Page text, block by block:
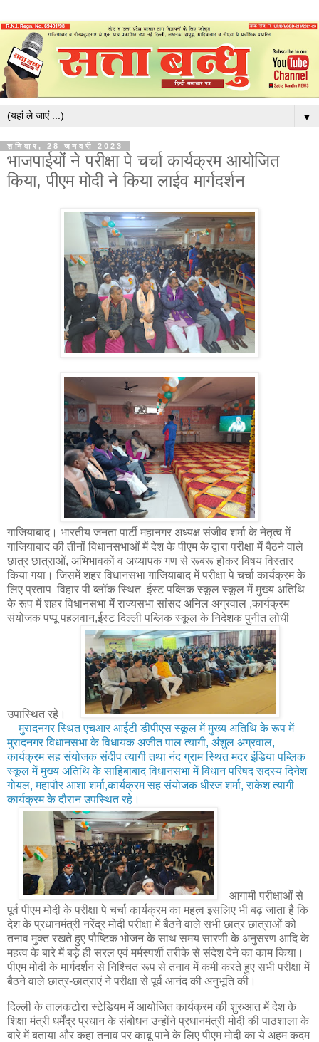
▼
शनिवार, 28 जनवरी 2023
भाजपाईयों ने परीक्षा पे चर्चा कार्यक्रम आयोजित
किया, पीएम मोदी ने किया लाईव मार्गदर्शन
गाजियाबाद। भारतीय जनता पार्टी महानगर अध्यक्ष संजीव शर्मा के नेतृत्व में
गाजियाबाद की तीनों विधानसभाओं में देश के पीएम के द्वारा परीक्षा में बैठने वाले
छात्र छात्राओं, अभिभावकों व अध्यापक गण से रूबरू होकर विषय विस्तार
किया गया। जिसमें शहर विधानसभा गाजियाबाद में परीक्षा पे चर्चा कार्यक्रम के
लिए प्रताप विहार पी ब्लॉक स्थित ईस्ट पब्लिक स्कूल स्कूल में मुख्य अतिथि
के रूप में शहर विधानसभा में राज्यसभा सांसद अनिल अग्रवाल ,कार्यक्रम
संयोजक पप्पू पहलवान,ईस्ट दिल्ली पब्लिक स्कूल के निदेशक पुनीत लोधी
उपास्थित रहे।
मुरादनगर स्थित एचआर आईटी डीपीएस स्कूल में मुख्य अतिथि के रूप में
मुरादनगर विधानसभा के विधायक अजीत पाल त्यागी, अंशुल अग्रवाल,
कार्यक्रम सह संयोजक संदीप त्यागी तथा नंद ग्राम स्थित मदर इंडिया पब्लिक
स्कूल में मुख्य अतिथि के साहिबाबाद विधानसभा में विधान परिषद सदस्य दिनेश
गोयल, महापौर आशा शर्मा,कार्यक्रम सह संयोजक धीरज शर्मा, राकेश त्यागी
कार्यक्रम के दौरान उपस्थित रहे।
आगामी परीक्षाओं से
पूर्व पीएम मोदी के परीक्षा पे चर्चा कार्यक्रम का महत्व इसलिए भी बढ़ जाता है कि
देश के प्रधानमंत्री नरेंद्र मोदी परीक्षा में बैठने वाले सभी छात्र छात्राओं को
तनाव मुक्त रखते हुए पौष्टिक भोजन के साथ समय सारणी के अनुसरण आदि के
महत्व के बारे में बड़े ही सरल एवं मर्मस्पर्शी तरीके से संदेश देने का काम किया।
पीएम मोदी के मार्गदर्शन से निश्चित रूप से तनाव में कमी करते हुए सभी परीक्षा में
बैठने वाले छात्र-छात्राएं ने परीक्षा से पूर्व आनंद की अनुभूति की।
दिल्ली के तालकटोरा स्टेडियम में आयोजित कार्यक्रम की शुरुआत में देश के
शिक्षा मंत्री धर्मेंद्र प्रधान के संबोधन उन्होंने प्रधानमंत्री मोदी की पाठशाला के
बारे में बताया और कहा तनाव पर काबू पाने के लिए पीएम मोदी का ये अहम कदम